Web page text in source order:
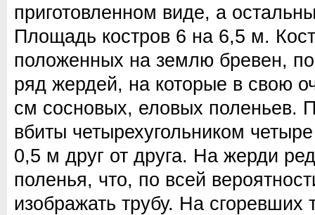
приготовленном виде, а
Площадь костров 6 на 6,5 м.
положенных на землю бревен,
ряд жердей, на которые в свою
см сосновых, еловых поленьев.
вбиты четырехугольником
0,5 м друг от друга. На жерди
поленья, что, по всей
изображать трубу. На сгоревших